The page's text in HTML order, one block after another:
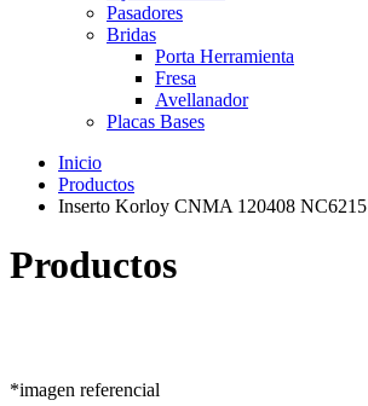
Pasadores
Bridas
Porta Herramienta
Fresa
Avellanador
Placas Bases
Inicio
Productos
Inserto Korloy CNMA 120408 NC6215
Productos
*imagen referencial